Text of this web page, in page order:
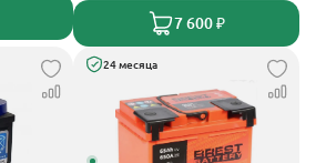
7 600 ₽
24 месяца